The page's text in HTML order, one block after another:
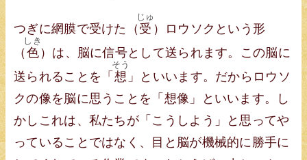
つぎに網膜で受けた（ 受
じゅ
）ロウソクという形
（ 色
しき
）は、脳に信号として送られます。この脳に
送られることを「 想
そう
」といいます。だからロウソ
クの像を脳に思うことを「想像」といいます。し
かしこれは、私たちが「こうしよう」と思ってや
っていることではなく、目と脳が機械的に勝手に